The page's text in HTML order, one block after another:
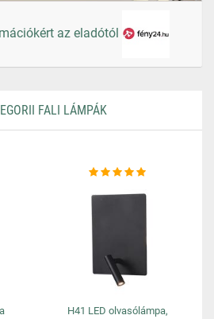
az eladótól
FALI LÁMPÁK
H41 LED olvasólámpa,